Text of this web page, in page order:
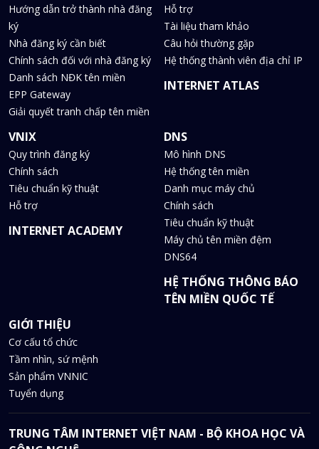
Hướng dẫn trở thành nhà đăng
ký
Nhà đăng ký cần biết
Chính sách đối với nhà đăng ký
Danh sách NĐK tên miền
EPP Gateway
Giải quyết tranh chấp tên miền
Hỗ trợ
Tài liệu tham khảo
Câu hỏi thường gặp
Hệ thống thành viên địa chỉ IP
INTERNET ATLAS
VNIX
Quy trình đăng ký
Chính sách
Tiêu chuẩn kỹ thuật
Hỗ trợ
INTERNET ACADEMY
DNS
Mô hình DNS
Hệ thống tên miền
Danh mục máy chủ
Chính sách
Tiêu chuẩn kỹ thuật
Máy chủ tên miền đệm
DNS64
HỆ THỐNG THÔNG BÁO
TÊN MIỀN QUỐC TẾ
GIỚI THIỆU
Cơ cấu tổ chức
Tầm nhìn, sứ mệnh
Sản phẩm VNNIC
Tuyển dụng
TRUNG TÂM INTERNET VIỆT NAM - BỘ KHOA HỌC VÀ